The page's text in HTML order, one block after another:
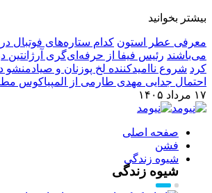
بیشتر بخوانید
معرفی عطر استون کدام ستاره‌های فوتبال
می‌باشند رئیس فیفا از حرفه‌ای‌گری آرژانتین
کرد شروع ناامیدکننده لخ پوزنان و صیادمنشو
احتمال جدایی مهدی طارمی از المپیاکوس
۱۷ مرداد ۱۴۰۵
صفحه اصلی
فشن
شیوه زندگی
شیوه زندگی